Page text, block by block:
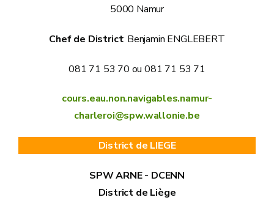
5000 Namur
Chef de District: Benjamin ENGLEBERT
081 71 53 70 ou 081 71 53 71
cours.eau.non.navigables.namur-
charleroi@spw.wallonie.be
District de LIEGE
SPW ARNE - DCENN
District de Liège